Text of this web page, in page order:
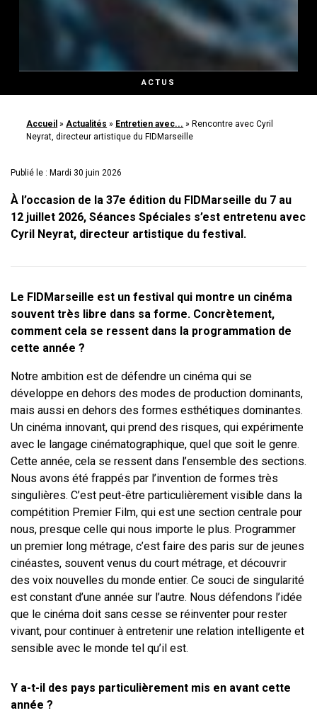
ACTUS
Accueil » Actualités » Entretien avec... »Rencontre avec Cyril
Neyrat, directeur artistique du FIDMarseille
Publié le : Mardi 30 juin 2026
À l’occasion de la 37e édition du FIDMarseille du 7 au
12 juillet 2026, Séances Spéciales s’est entretenu avec
Cyril Neyrat, directeur artistique du festival.
Le FIDMarseille est un festival qui montre un cinéma
souvent très libre dans sa forme. Concrètement,
comment cela se ressent dans la programmation de
cette année ?
Notre ambition est de défendre un cinéma qui se
développe en dehors des modes de production dominants,
mais aussi en dehors des formes esthétiques dominantes.
Un cinéma innovant, qui prend des risques, qui expérimente
avec le langage cinématographique, quel que soit le genre.
Cette année, cela se ressent dans l’ensemble des sections.
Nous avons été frappés par l’invention de formes très
singulières. C’est peut-être particulièrement visible dans la
compétition Premier Film, qui est une section centrale pour
nous, presque celle qui nous importe le plus. Programmer
un premier long métrage, c’est faire des paris sur de jeunes
cinéastes, souvent venus du court métrage, et découvrir
des voix nouvelles du monde entier. Ce souci de singularité
est constant d’une année sur l’autre. Nous défendons l’idée
que le cinéma doit sans cesse se réinventer pour rester
vivant, pour continuer à entretenir une relation intelligente et
sensible avec le monde tel qu’il est.
Y a-t-il des pays particulièrement mis en avant cette
année ?